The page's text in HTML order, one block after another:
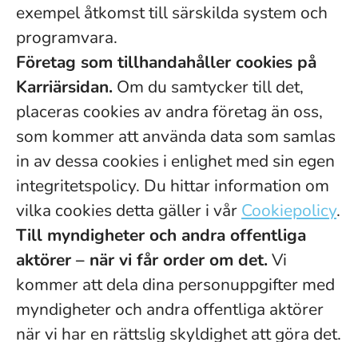
exempel åtkomst till särskilda system och
programvara.
Företag som tillhandahåller cookies på
Karriärsidan. Om du samtycker till det,
placeras cookies av andra företag än oss,
som kommer att använda data som samlas
in av dessa cookies i enlighet med sin egen
integritetspolicy. Du hittar information om
vilka cookies detta gäller i vår Cookiepolicy.
Till myndigheter och andra offentliga
aktörer – när vi får order om det.Vi
kommer att dela dina personuppgifter med
myndigheter och andra offentliga aktörer
när vi har en rättslig skyldighet att göra det.